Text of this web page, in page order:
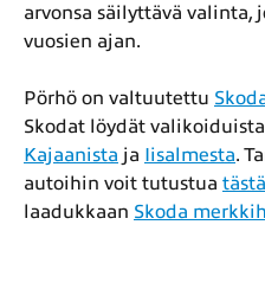
arvonsa säilyttävä valinta,
vuosien ajan.
Pörhö on valtuutettu
Skodat löydät
Kajaanista ja Iisalmesta.
autoihin voit tutustua tästä
laadukkaan Skoda